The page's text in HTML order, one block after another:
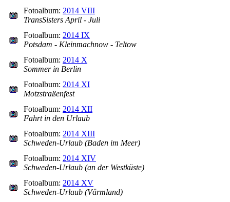
Fotoalbum: 2014 VIII
TransSisters April - Juli
Fotoalbum: 2014 IX
Potsdam - Kleinmachnow - Teltow
Fotoalbum: 2014 X
Sommer in Berlin
Fotoalbum: 2014 XI
Motzstraßenfest
Fotoalbum: 2014 XII
Fahrt in den Urlaub
Fotoalbum: 2014 XIII
Schweden-Urlaub (Baden im Meer)
Fotoalbum: 2014 XIV
Schweden-Urlaub (an der Westküste)
Fotoalbum: 2014 XV
Schweden-Urlaub (Värmland)